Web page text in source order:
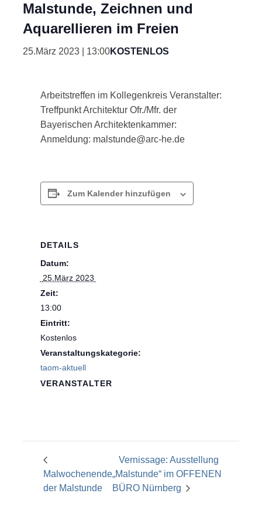
Malstunde, Zeichnen und
Aquarellieren im Freien
25.März 2023 | 13:00KOSTENLOS
Arbeitstreffen im Kollegenkreis Veranstalter:
Treffpunkt Architektur Ofr./Mfr. der
Bayerischen Architektenkammer:
Anmeldung: malstunde@arc-he.de
Zum Kalender hinzufügen
DETAILS
Datum:
25.März 2023
Zeit:
13:00
Eintritt:
Kostenlos
Veranstaltungskategorie:
taom-aktuell
VERANSTALTER
Malwochenende
der Malstunde
Vernissage: Ausstellung
„Malstunde“ im OFFENEN
BÜRO Nürnberg